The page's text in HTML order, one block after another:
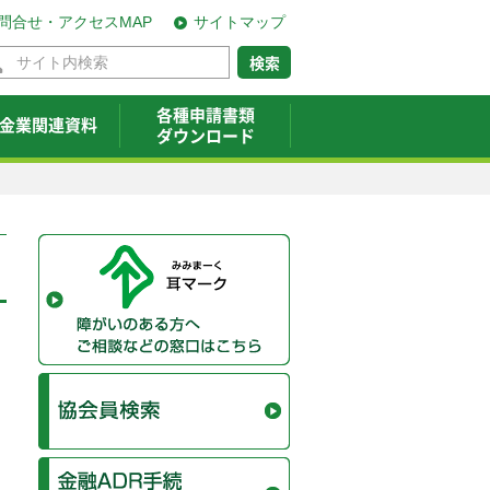
サイトマップ
合せ・アクセスMAP
業関連資料
各種申請書類
ダウンロード